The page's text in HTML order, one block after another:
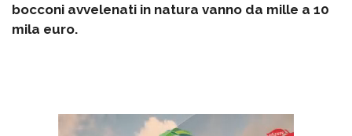
bocconi avvelenati in natura vanno da mille a 10
mila euro.